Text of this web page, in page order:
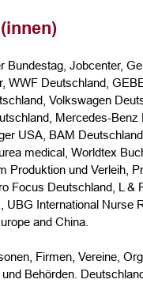
Bundestag, Jobcenter,
WWF Deutschland,
Volkswagen
Mercedes-Benz
USA, BAM
medical, Worldtex
Produktion und Verleih,
Focus Deutschland, L &
UBG International Nurse
and China.
Firmen, Vereine,
Behörden.